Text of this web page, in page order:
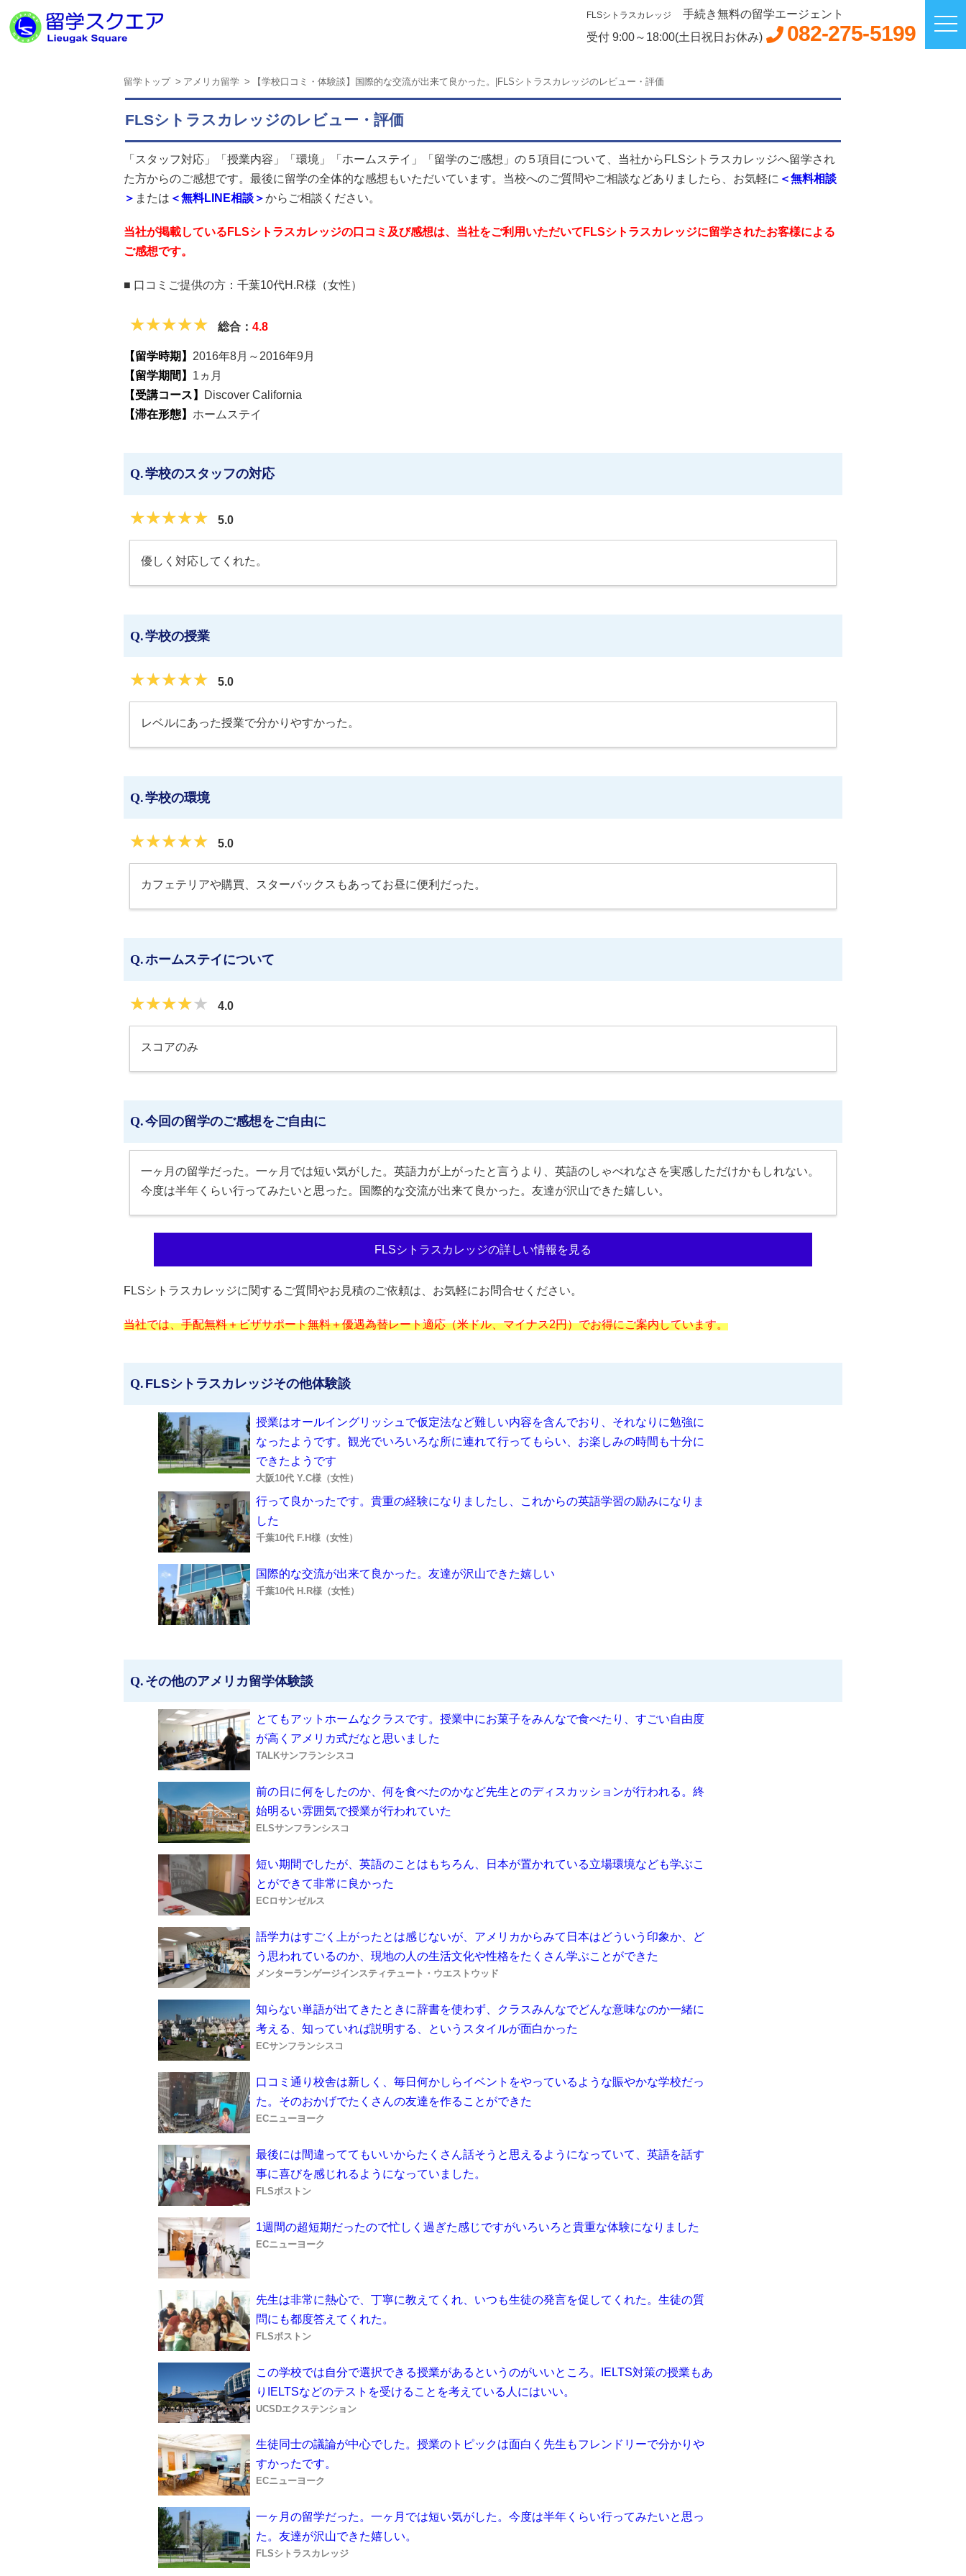
FLSシトラスカレッジ
手続き無料の留学エージェント
受付 9:00～18:00(土日祝日お休み)
082-275-5199
留学トップ アメリカ留学 【学校口コミ・体験談】国際的な交流が出来て良かった。|FLSシトラスカレッジのレビュー・評価
FLSシトラスカレッジのレビュー・評価
「スタッフ対応」「授業内容」「環境」「ホームステイ」「留学のご感想」の５項目について、当社から FLSシトラスカレッジへ留学され
た方からのご感想です。最後に留学の全体的な感想もいただいています。当校へのご質問やご相談などありましたら、お気軽に ＜無料相談
＞ または ＜無料LINE相談＞からご相談ください。
当社が掲載しているFLSシトラスカレッジの口コミ及び感想は、当社をご利用いただいてFLSシトラスカレッジに留学されたお客様による
ご感想です。
■ 口コミご提供の方： 千葉10代H.R様（女性）
★★★★★
★★★★★ 総合： 4.8
【留学時期】 2016年8月～2016年9月
【留学期間】 1ヵ月
【受講コース】
Discover California
【滞在形態】 ホームステイ
学校のスタッフの対応
★★★★★
★★★★★ 5.0
優しく対応してくれた。
学校の授業
★★★★★
★★★★★ 5.0
レベルにあった授業で分かりやすかった。
学校の環境
★★★★★
★★★★★ 5.0
カフェテリアや購買、スターバックスもあってお昼に便利だった。
ホームステイについて
★★★★★
★★★★★ 4.0
スコアのみ
今回の留学のご感想をご自由に
一ヶ月の留学だった。一ヶ月では短い気がした。英語力が上がったと言うより、英語のしゃべれなさを実感しただけかもしれない。
今度は半年くらい行ってみたいと思った。国際的な交流が出来て良かった。友達が沢山できた嬉しい。
FLSシトラスカレッジの詳しい情報を見る
FLSシトラスカレッジに関するご質問やお見積のご依頼は、お気軽にお問合せください。
当社では、手配無料＋ビザサポート無料＋優遇為替レート適応（米ドル、マイナス2円）でお得にご案内しています。
FLSシトラスカレッジその他体験談
授業はオールイングリッシュで仮定法など難しい内容を含んでおり、それなりに勉強に
なったようです。観光でいろいろな所に連れて行ってもらい、お楽しみの時間も十分に
できたようです
大阪10代 Y.C様（女性）
行って良かったです。貴重の経験になりましたし、これからの英語学習の励みになりま
した
千葉10代 F.H様（女性）
国際的な交流が出来て良かった。友達が沢山できた嬉しい
千葉10代 H.R様（女性）
その他のアメリカ留学体験談
とてもアットホームなクラスです。授業中にお菓子をみんなで食べたり、すごい自由度
が高くアメリカ式だなと思いました
TALKサンフランシスコ
前の日に何をしたのか、何を食べたのかなど先生とのディスカッションが行われる。終
始明るい雰囲気で授業が行われていた
ELSサンフランシスコ
短い期間でしたが、英語のことはもちろん、日本が置かれている立場環境なども学ぶこ
とができて非常に良かった
ECロサンゼルス
語学力はすごく上がったとは感じないが、アメリカからみて日本はどういう印象か、ど
う思われているのか、現地の人の生活文化や性格をたくさん学ぶことができた
メンターランゲージインスティテュート・ウエストウッド
知らない単語が出てきたときに辞書を使わず、クラスみんなでどんな意味なのか一緒に
考える、知っていれば説明する、というスタイルが面白かった
ECサンフランシスコ
口コミ通り校舎は新しく、毎日何かしらイベントをやっているような賑やかな学校だっ
た。そのおかげでたくさんの友達を作ることができた
ECニューヨーク
最後には間違っててもいいからたくさん話そうと思えるようになっていて、英語を話す
事に喜びを感じれるようになっていました。
FLSボストン
1週間の超短期だったので忙しく過ぎた感じですがいろいろと貴重な体験になりました
ECニューヨーク
先生は非常に熱心で、丁寧に教えてくれ、いつも生徒の発言を促してくれた。生徒の質
問にも都度答えてくれた。
FLSボストン
この学校では自分で選択できる授業があるというのがいいところ。IELTS対策の授業もあ
りIELTSなどのテストを受けることを考えている人にはいい。
UCSDエクステンション
生徒同士の議論が中心でした。授業のトピックは面白く先生もフレンドリーで分かりや
すかったです。
ECニューヨーク
一ヶ月の留学だった。一ヶ月では短い気がした。今度は半年くらい行ってみたいと思っ
た。友達が沢山できた嬉しい。
FLSシトラスカレッジ